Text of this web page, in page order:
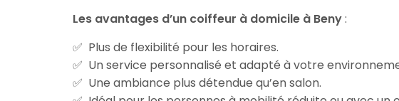
Les avantages d’un coiffeur à domicile à Beny:
Plus de flexibilité pour les horaires.
Un service personnalisé et adapté à votre
Une ambiance plus détendue qu’en salon.